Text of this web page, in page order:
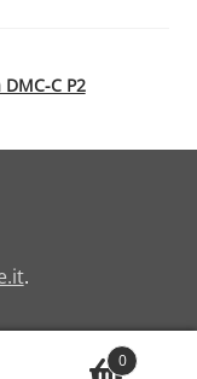
C P2
.
0